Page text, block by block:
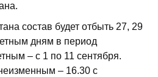
состав будет отбыть 27, 29
дням в период
– с 1 по 11 сентября.
– 16.30 с